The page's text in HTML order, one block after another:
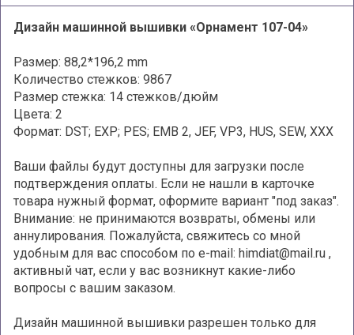
Дизайн машинной вышивки «Орнамент 107-04»
Размер: 88,2*196,2 mm
Количество стежков: 9867
Размер стежка: 14 стежков/дюйм
Цвета: 2
Формат: DST; EXP; PES; EMB 2, JEF, VP3, HUS, SEW, XXX
Ваши файлы будут доступны для загрузки после
подтверждения оплаты. Если не нашли в карточке
товара нужный формат, оформите вариант "под заказ".
Внимание: не принимаются возвраты, обмены или
аннулирования. Пожалуйста, свяжитесь со мной
удобным для вас способом по e-mail: himdiat@mail.ru ,
активный чат, если у вас возникнут какие-либо
вопросы с вашим заказом.
Дизайн машинной вышивки разрешен только для